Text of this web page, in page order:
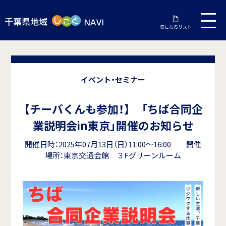
気になるリスト
イベント・セミナー
【チーバくんも参加！】 「ちば合同企
業説明会in東京」開催のお知らせ
開催日時：2025年07月13日（日）11:00～16:00 開催
場所：東京交通会館 ３Fグリーンルーム